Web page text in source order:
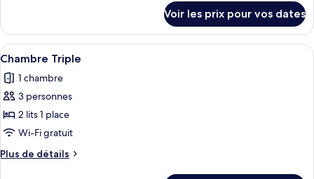
Chambre
avec
lits
jumeaux
le
type
de
Chambre
avec
jumeaux
Voir les prix pour vos dates
Afficher
toutes
les
photos
pour
ce
type
de
Une chambre d’hôtel avec deux
7
Chambre Triple
1 chambre
3 personnes
2 lits 1 place
Wi-Fi gratuit
Plus de détails
Plus